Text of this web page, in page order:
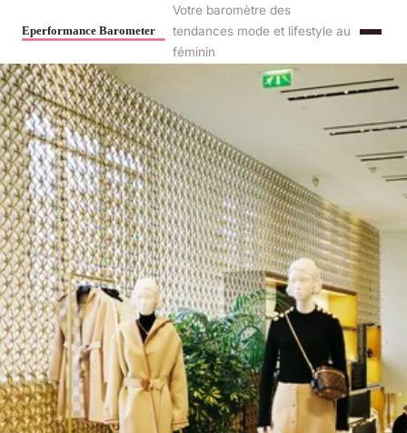
Votre baromètre des
tendances mode et lifestyle au
féminin